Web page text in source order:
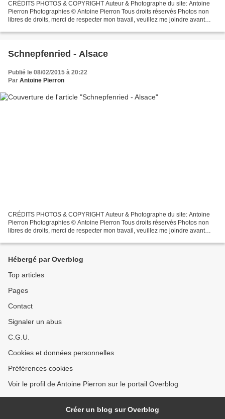
CRÉDITS PHOTOS & COPYRIGHT Auteur & Photographe du site: Antoine
Pierron Photographies © Antoine Pierron Tous droits réservés Photos non
libres de droits, merci de respecter mon travail, veuillez me joindre avant
Schnepfenried - Alsace
Publié le 08/02/2015 à 20:22
Par Antoine Pierron
CRÉDITS PHOTOS & COPYRIGHT Auteur & Photographe du site: Antoine
Pierron Photographies © Antoine Pierron Tous droits réservés Photos non
libres de droits, merci de respecter mon travail, veuillez me joindre avant
Hébergé par Overblog
Top articles
Pages
Contact
Signaler un abus
C.G.U.
Cookies et données personnelles
Préférences cookies
Voir le profil de Antoine Pierron sur le portail Overblog
Créer un blog sur Overblog